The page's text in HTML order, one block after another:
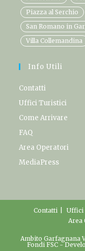
Piazza al Serchio
San Romano in
Villa Collemandina
Info Utili
Contatti
Uffici Turistici
Come Arrivare
FAQ
Area Operatori
MediaPress
Contatti Uffici
Area
Ambito Garfagnana
Fondi FSC -